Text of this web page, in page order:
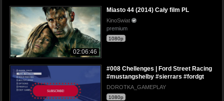
02:06:46
Miasto 44 (2014) Cały film PL
KinoSwiat
premium
1080p
#008 Chellenges | Ford Street Racing
#mustangshelby #sierrars #fordgt
DOROTKA_GAMEPLAY
1080p